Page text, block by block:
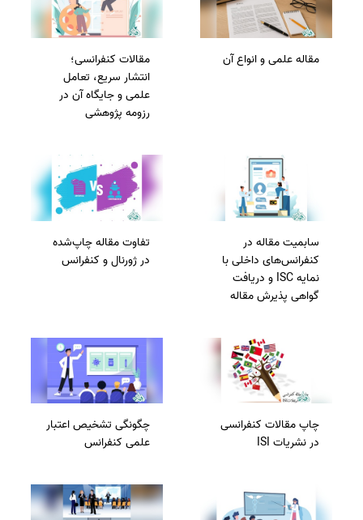
ترجمه عربی به فارسی
مشاهده همه زبان ها
سفارش ویرایش
سفارش پارافریز
سفارش فرمت‌بندی
سفارش معرفی کتاب
سفارش چکیده مبسوط
سفارش گویندگی
سفارش تولید محتوا
سفارش ترجمه همزمان
سفارش چکیده گرافیکی
سفارش تهیه کاورلتر
سفارش انگیزه‌نامه‌SOP
مقاله علمی و انواع آن
مقالات کنفرانسی؛
انتشار سریع، تعامل
علمی و جایگاه آن در
رزومه پژوهشی
سابمیت مقاله در
کنفرانس‌های داخلی با
نمایه ISC و دریافت
گواهی پذیرش مقاله
تفاوت مقاله چاپ‌شده
در ژورنال و کنفرانس
چاپ مقالات کنفرانسی
در نشریات ISI
چگونگی تشخیص اعتبار
علمی کنفرانس